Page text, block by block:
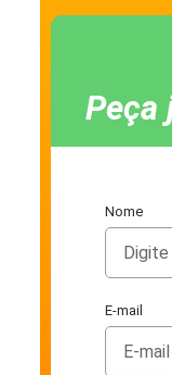
Peça
Nome
E-mail